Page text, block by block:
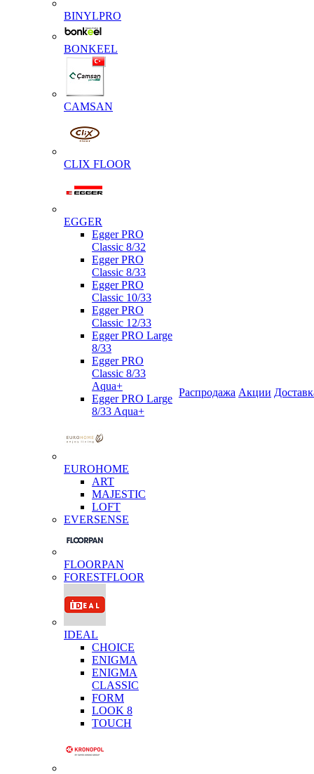
BINYLPRO
BONKEEL
CAMSAN
CLIX FLOOR
EGGER
Egger PRO
Classic 8/32
Egger PRO
Classic 8/33
Egger PRO
Classic 10/33
Egger PRO
Classic 12/33
Egger PRO Large
8/33
Egger PRO
Classic 8/33
Aqua+
Egger PRO Large
8/33 Aqua+
EUROHOME
ART
MAJESTIC
LOFT
EVERSENSE
FLOORPAN
FORESTFLOOR
IDEAL
CHOICE
ENIGMA
ENIGMA
CLASSIC
FORM
LOOK 8
TOUCH
Распродажа Акции